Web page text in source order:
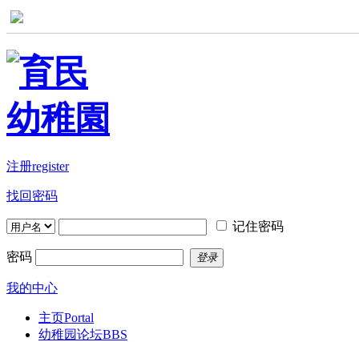
注册register
找回密码
记住密码
密码 登录
我的中心
主页Portal
幼稚园论坛BBS